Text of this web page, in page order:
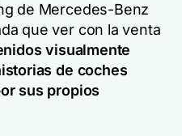
de Mercedes-Benz
que ver con la venta
visualmente
de coches
sus propios